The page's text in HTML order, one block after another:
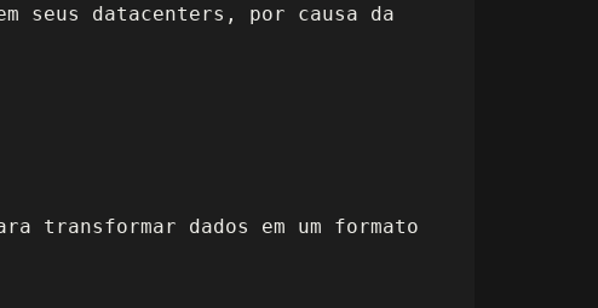
seus datacenters, por causa da
transformar dados em um formato